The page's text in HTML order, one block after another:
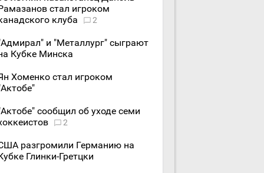
стал игроком
клуба
2
и "Металлург" сыграют
Кубке Минска
Хоменко стал игроком
сообщил об уходе семи
2
разгромили Германию на
Глинки-Гретцки